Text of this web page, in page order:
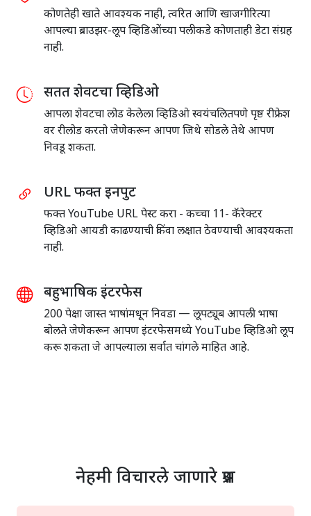
कोणतेही खाते आवश्यक नाही, त्वरित आणि खाजगीरित्या
आपल्या ब्राउझर-लूप व्हिडिओंच्या पलीकडे कोणताही डेटा संग्रह
नाही.
सतत शेवटचा व्हिडिओ
आपला शेवटचा लोड केलेला व्हिडिओ स्वयंचलितपणे पृष्ठ रीफ्रेश
वर रीलोड करतो जेणेकरून आपण जिथे सोडले तेथे आपण
निवडू शकता.
URL फक्त इनपुट
फक्त YouTube URL पेस्ट करा - कच्चा 11- कॅरेक्टर
व्हिडिओ आयडी काढण्याची किंवा लक्षात ठेवण्याची आवश्यकता
नाही.
बहुभाषिक इंटरफेस
200 पेक्षा जास्त भाषांमधून निवडा — लूपट्यूब आपली भाषा
बोलते जेणेकरून आपण इंटरफेसमध्ये YouTube व्हिडिओ लूप
करू शकता जे आपल्याला सर्वात चांगले माहित आहे.
नेहमी विचारले जाणारे प्रश्न